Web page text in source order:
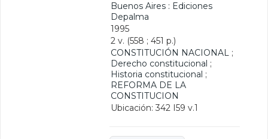
Buenos Aires : Ediciones
Depalma
1995
2 v. (558 ; 451 p.)
CONSTITUCIÓN NACIONAL ;
Derecho constitucional ;
Historia constitucional ;
REFORMA DE LA
CONSTITUCION
Ubicación: 342 I59 v.1